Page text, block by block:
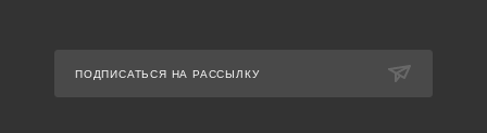
ПОДПИСАТЬСЯ НА РАССЫЛКУ